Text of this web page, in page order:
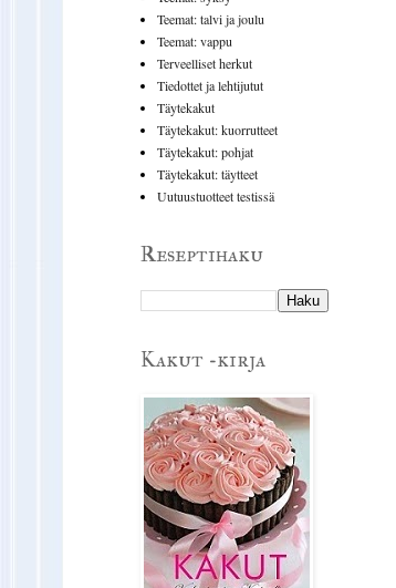
Teemat: talvi ja joulu
Teemat: vappu
Terveelliset herkut
Tiedottet ja lehtijutut
Täytekakut
Täytekakut: kuorrutteet
Täytekakut: pohjat
Täytekakut: täytteet
Uutuustuotteet testissä
Reseptihaku
Kakut -kirja